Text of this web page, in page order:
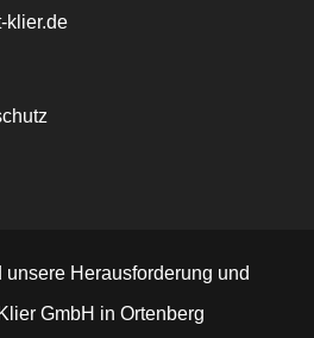
klier.de
unsere Herausforderung und
GmbH in Ortenberg